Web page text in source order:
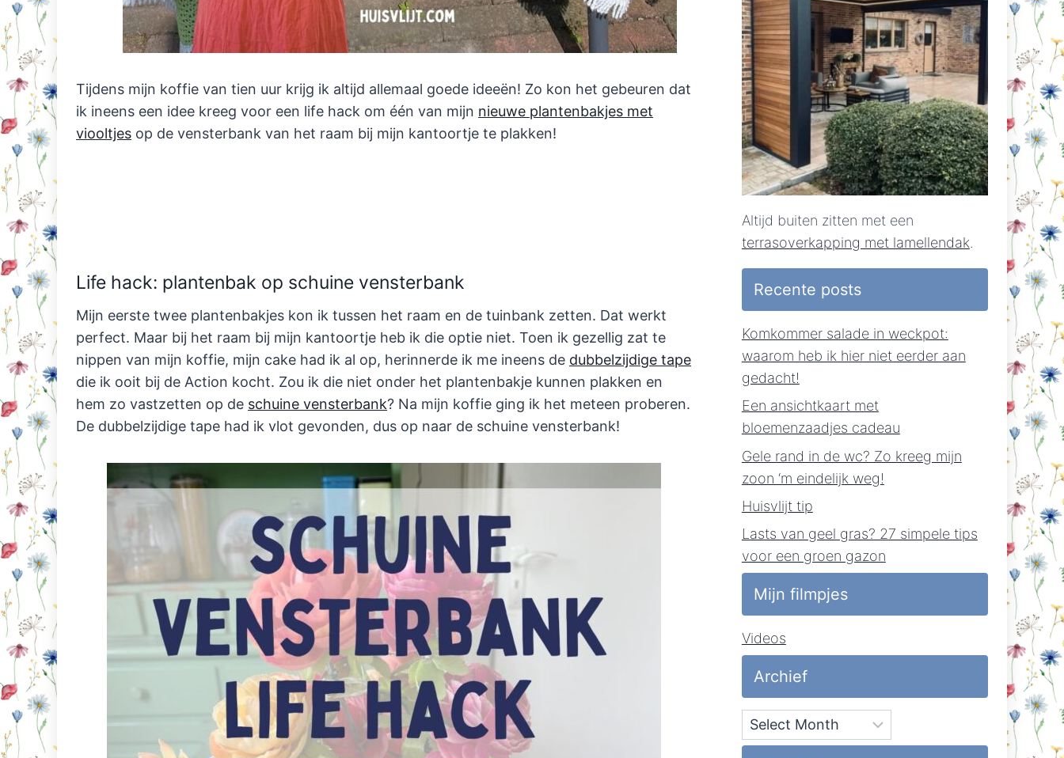
Tijdens mijn koffie van tien uur krijg ik altijd allemaal goede ideeën! Zo kon het gebeuren dat
ik ineens een idee kreeg voor een life hack om één van mijn nieuwe plantenbakjes met
viooltjes op de vensterbank van het raam bij mijn kantoortje te plakken!
Life hack: plantenbak op schuine vensterbank
Mijn eerste twee plantenbakjes kon ik tussen het raam en de tuinbank zetten. Dat werkt
perfect. Maar bij het raam bij mijn kantoortje heb ik die optie niet. Toen ik gezellig zat te
nippen van mijn koffie, mijn cake had ik al op, herinnerde ik me ineens de dubbelzijdige tape
die ik ooit bij de Action kocht. Zou ik die niet onder het plantenbakje kunnen plakken en
hem zo vastzetten op de schuine vensterbank? Na mijn koffie ging ik het meteen proberen.
De dubbelzijdige tape had ik vlot gevonden, dus op naar de schuine vensterbank!
Altijd buiten zitten met een
terrasoverkapping met lamellendak.
Recente posts
Komkommer salade in weckpot:
waarom heb ik hier niet eerder aan
gedacht!
Een ansichtkaart met
bloemenzaadjes cadeau
Gele rand in de wc? Zo kreeg mijn
zoon ‘m eindelijk weg!
Huisvlijt tip
Lasts van geel gras? 27 simpele tips
voor een groen gazon
Mijn filmpjes
Videos
Archief
Archief